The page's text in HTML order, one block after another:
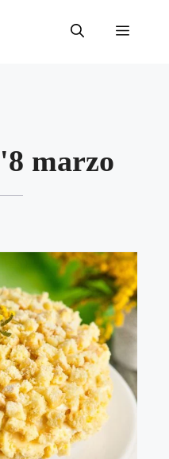
Menu
marzo